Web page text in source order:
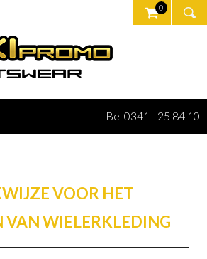
0
Bel 0341 - 25 84 10
VOOR HET
VAN WIELERKLEDING